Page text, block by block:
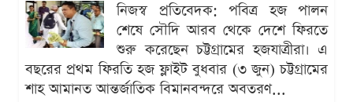
নিজস্ব প্রতিবেদক: পবিত্র হজ পালন
শেষে সৌদি আরব থেকে দেশে ফিরতে
শুরু করেছেন চট্টগ্রামের হজযাত্রীরা। এ
বছরের প্রথম ফিরতি হজ ফ্লাইট বুধবার (৩ জুন) চট্টগ্রামের
শাহ আমানত আন্তর্জাতিক বিমানবন্দরে অবতরণ...